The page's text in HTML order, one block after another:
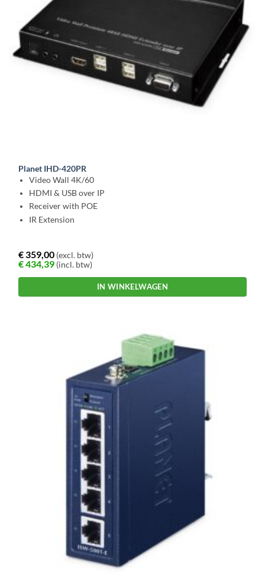
Planet IHD-420PR
Video Wall 4K/60
HDMI & USB over IP
Receiver with POE
IR Extension
€359,00 (excl. btw)
€434,39 (incl. btw)
IN WINKELWAGEN